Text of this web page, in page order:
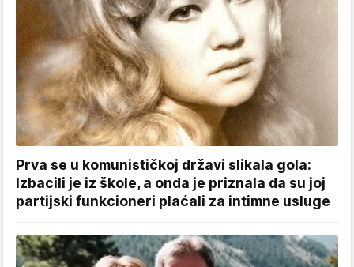
Prva se u komunističkoj državi slikala gola:
Izbacili je iz škole, a onda je priznala da su joj
partijski funkcioneri plaćali za intimne usluge